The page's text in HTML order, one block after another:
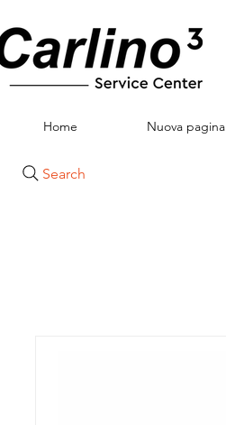
Home Nuova pagina
Search